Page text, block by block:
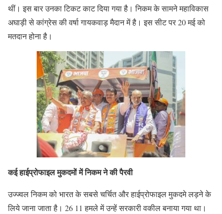
थीं। इस बार उनका टिकट काट दिया गया है। निकम के सामने महाविकास
अघाड़ी से कांग्रेस की वर्षा गायकवाड़ मैदान में है। इस सीट पर 20 मई को
मतदान होना है।
कई हाईप्रोफाइल मुकदमों में निकम ने की पैरवी
उज्ज्वल निकम को भारत के सबसे चर्चित और हाईप्रोफाइल मुकदमे लड़ने के
लिये जाना जाता है। 26 11 हमले में उन्हें सरकारी वकील बनाया गया था।